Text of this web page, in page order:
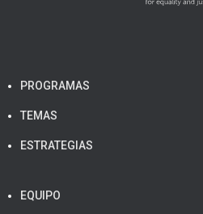
PROGRAMAS
TEMAS
ESTRATEGIAS
EQUIPO